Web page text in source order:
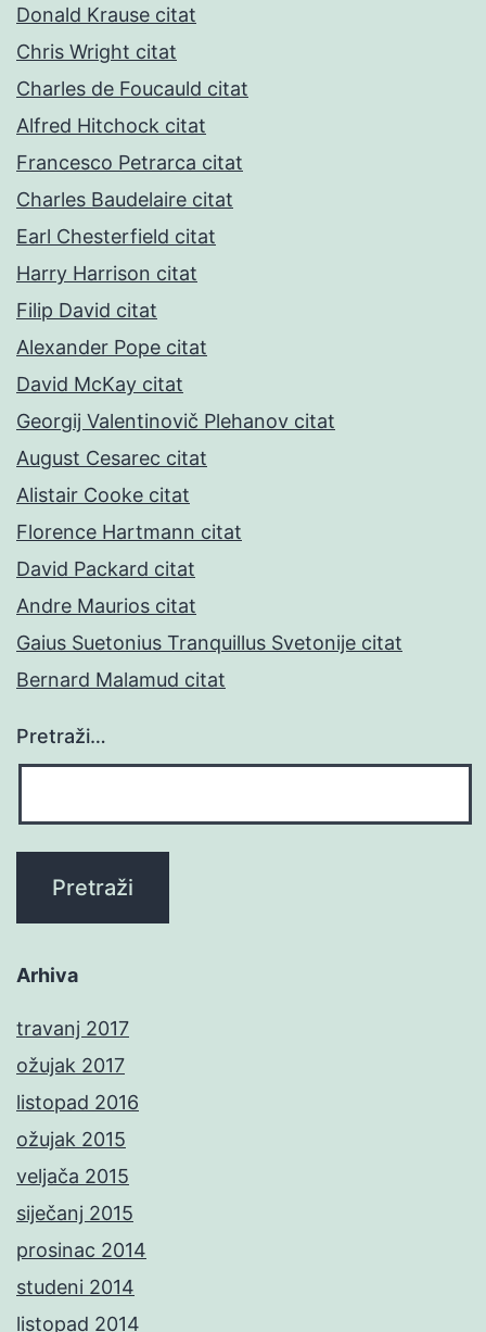
Donald Krause citat
Chris Wright citat
Charles de Foucauld citat
Alfred Hitchock citat
Francesco Petrarca citat
Charles Baudelaire citat
Earl Chesterfield citat
Harry Harrison citat
Filip David citat
Alexander Pope citat
David McKay citat
Georgij Valentinovič Plehanov citat
August Cesarec citat
Alistair Cooke citat
Florence Hartmann citat
David Packard citat
Andre Maurios citat
Gaius Suetonius Tranquillus Svetonije citat
Bernard Malamud citat
Pretraži…
Arhiva
travanj 2017
ožujak 2017
listopad 2016
ožujak 2015
veljača 2015
siječanj 2015
prosinac 2014
studeni 2014
listopad 2014